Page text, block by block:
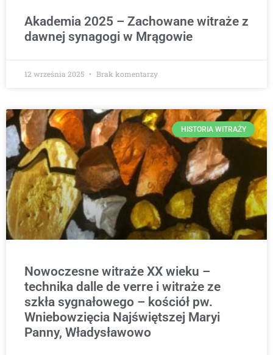
Akademia 2025 – Zachowane witraże z
dawnej synagogi w Mrągowie
12 września 2025 Brak komentarzy
HISTORIA WITRAŻY
Nowoczesne witraże XX wieku –
technika dalle de verre i witraże ze
szkła sygnałowego – kościół pw.
Wniebowzięcia Najświętszej Maryi
Panny, Władysławowo